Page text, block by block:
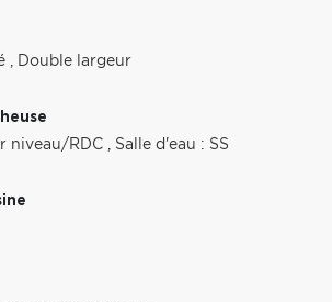
, Double largeur
niveau/RDC , Salle d'eau : SS